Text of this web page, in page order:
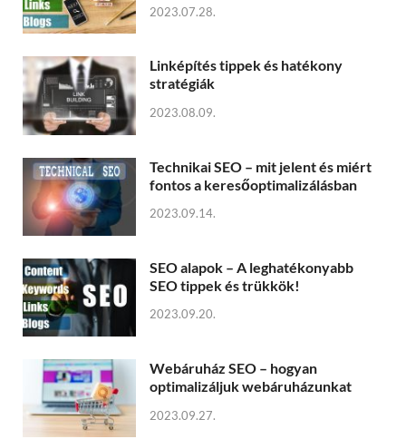
2023.07.28.
Linképítés tippek és hatékony
stratégiák
2023.08.09.
Technikai SEO – mit jelent és miért
fontos a keresőoptimalizálásban
2023.09.14.
SEO alapok – A leghatékonyabb
SEO tippek és trükkök!
2023.09.20.
Webáruház SEO – hogyan
optimalizáljuk webáruházunkat
2023.09.27.